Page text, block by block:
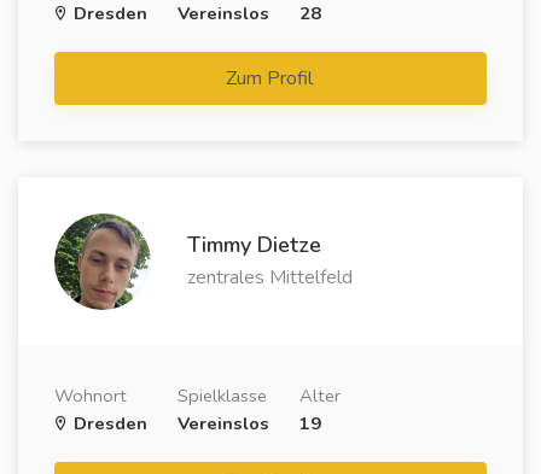
Dresden
Vereinslos
28
Zum Profil
Timmy Dietze
zentrales Mittelfeld
Wohnort
Dresden
Spielklasse
Vereinslos
Alter
19